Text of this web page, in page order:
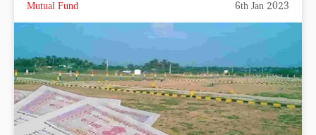
Mutual Fund 6th Jan 2023